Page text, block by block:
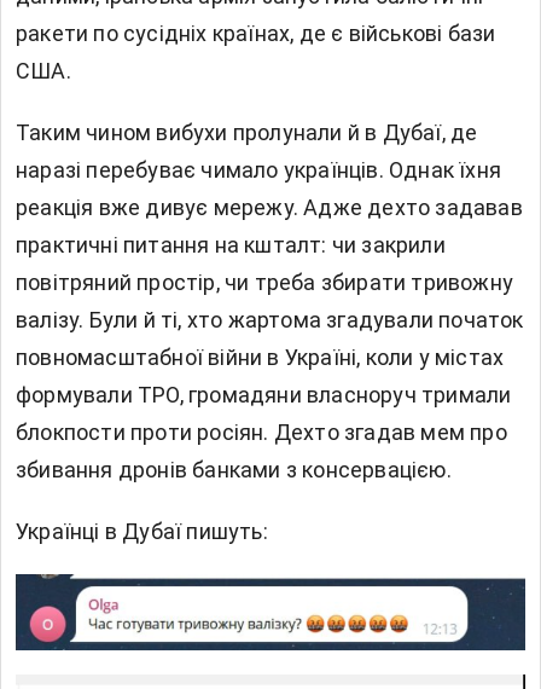
ракети по сусідніх країнах, де є військові бази
США.
Таким чином вибухи пролунали й в Дубаї, де
наразі перебуває чимало українців. Однак їхня
реакція вже дивує мережу. Адже дехто задавав
практичні питання на кшталт: чи закрили
повітряний простір, чи треба збирати тривожну
валізу. Були й ті, хто жартома згадували початок
повномасштабної війни в Україні, коли у містах
формували ТРО, громадяни власноруч тримали
блокпости проти росіян. Дехто згадав мем про
збивання дронів банками з консервацією.
Українці в Дубаї пишуть: